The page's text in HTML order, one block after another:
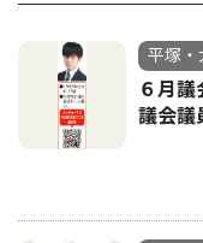
平塚・
６月
議会議